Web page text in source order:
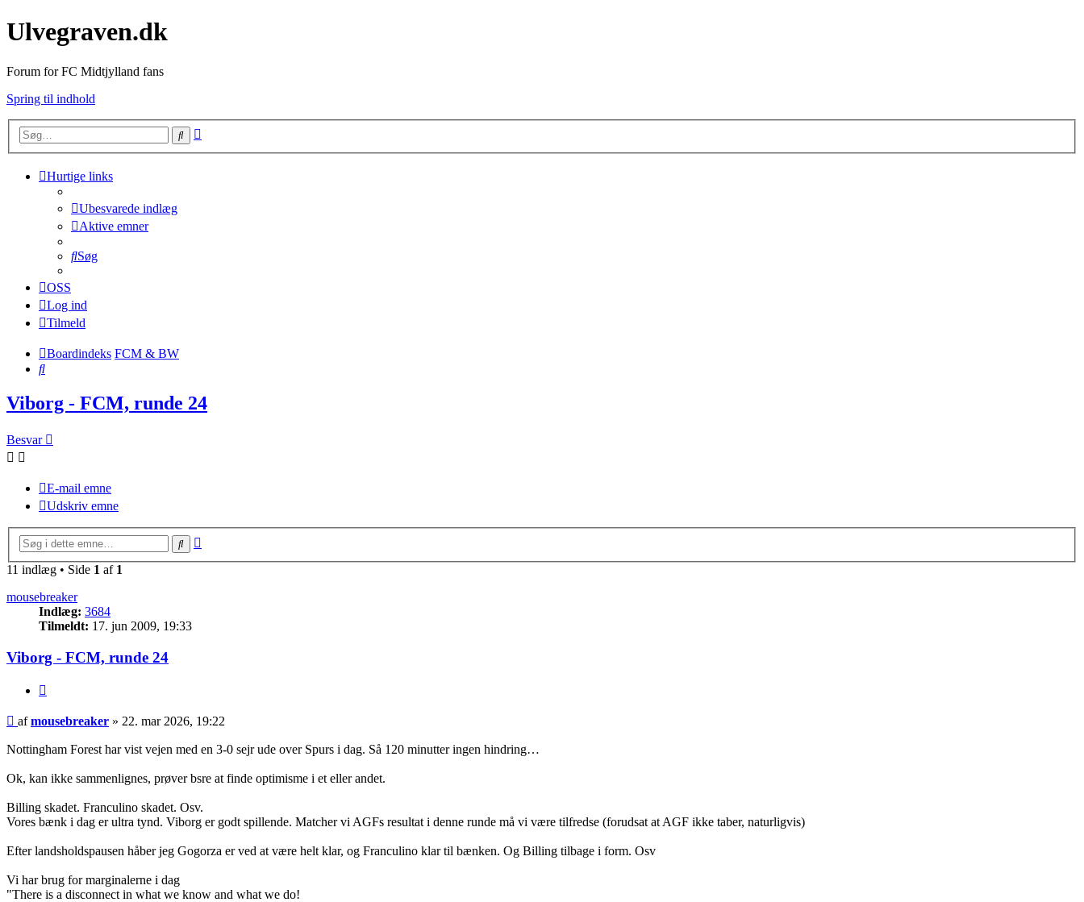
Ulvegraven.dk
Forum for FC Midtjylland fans
Spring til indhold
Søg
Hurtige links
Ubesvarede indlæg
Aktive emner
Søg
OSS
Log ind
Tilmeld
Boardindeks FCM & BW
Søg
Viborg - FCM, runde 24
Besvar
E-mail emne
Udskriv emne
Søg
11 indlæg • Side 1 af 1
mousebreaker
Indlæg: 3684
Tilmeldt: 17. jun 2009, 19:33
Viborg - FCM, runde 24
Indlæg
afmousebreaker » 22. mar 2026, 19:22
Nottingham Forest har vist vejen med en 3-0 sejr ude over Spurs i dag. Så 120 minutter ingen hindring…
Ok, kan ikke sammenlignes, prøver bsre at finde optimisme i et eller andet.
Billing skadet. Franculino skadet. Osv.
Vores bænk i dag er ultra tynd. Viborg er godt spillende. Matcher vi AGFs resultat i denne runde må vi være tilfredse (forudsat at AGF ikke taber, naturligvis)
Efter landsholdspausen håber jeg Gogorza er ved at være helt klar, og Franculino klar til bænken. Og Billing tilbage i form. Osv
Vi har brug for marginalerne i dag
"There is a disconnect in what we know and what we do!